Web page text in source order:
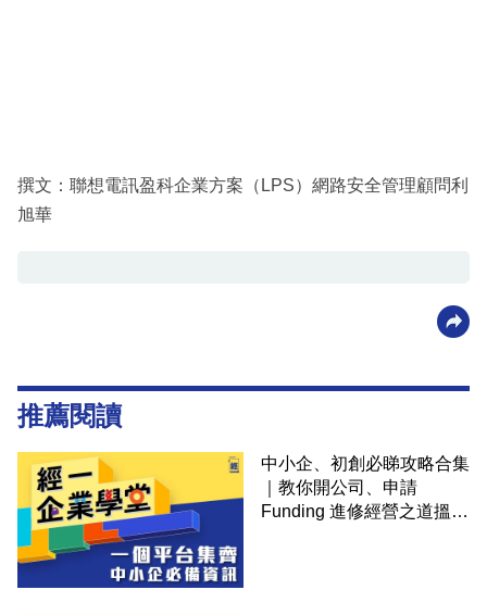
撰文：聯想電訊盈科企業方案（LPS）網路安全管理顧問利
旭華
推薦閱讀
中小企、初創必睇攻略合集
｜教你開公司、申請
Funding 進修經營之道搵大